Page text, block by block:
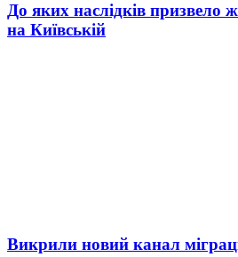
До яких наслідків призвело
на Київській
Викрили новий канал